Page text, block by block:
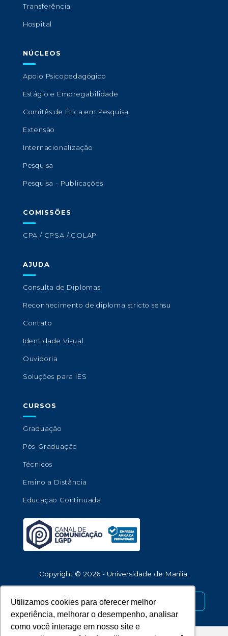
Utilizamos cookies para oferecer melhor
experiência, melhorar o desempenho, analisar
como você interage em nosso site e
Transferência
Hospital
NÚCLEOS
Apoio Psicopedagógico
Estágio e Empregabilidade
Comitês de Ética em Pesquisa
Extensão
Internacionalização
Pesquisa
Pesquisa - Publicações
COMISSÕES
CPA / CPSA / COLAP
AJUDA
Consulta de Diplomas
Reconhecimento de diploma stricto sensu
Contato
Identidade Visual
Ouvidoria
Soluções para IES
CURSOS
Graduação
Pós-Graduação
Técnicos
Ensino a Distância
Educação Continuada
Copyright © 2026 - Universidade de Marília.
Desenvolvido por